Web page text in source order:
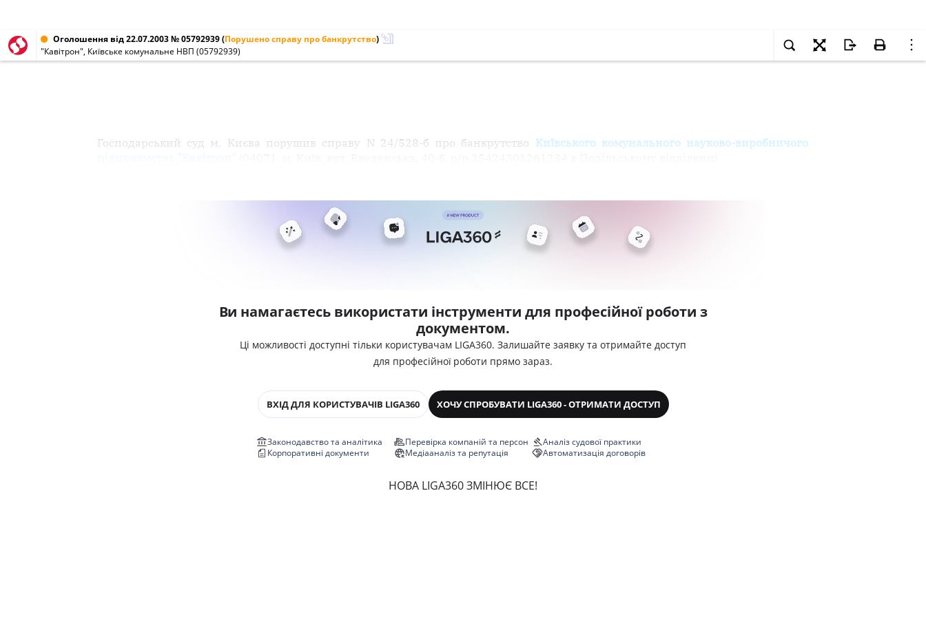
Оголошення від 22.07.2003 № 05792939(Порушено справу про банкрутство)
"Кавітрон", Київське комунальне НВП (05792939)
Господарський суд м. Києва порушив справу N 24/528-б про банкрутство Київського комунального науково-виробничого
Ви намагаєтесь використати інструменти для професійної роботи з
документом.
Ці можливості доступні тільки користувачам LIGA360. Залишайте заявку та отримайте доступ
для професійної роботи прямо зараз.
ВХІД ДЛЯ КОРИСТУВАЧІВ LIGA360 ХОЧУ СПРОБУВАТИ LIGA360 - ОТРИМАТИ ДОСТУП
Законодавство та аналітика
Корпоративні документи
Перевірка компаній та персон
Медіааналіз та репутація
Аналіз судової практики
Автоматизація договорів
НОВА LIGA360 ЗМІНЮЄ ВСЕ!